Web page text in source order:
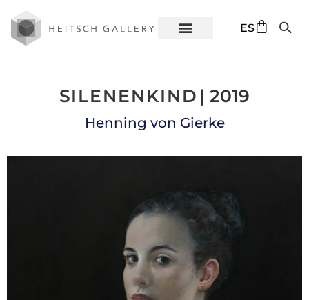
ES
EN
SILENENKIND | 2019
Henning von Gierke